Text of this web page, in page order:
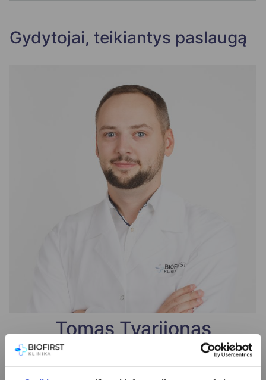
Gydytojai, teikiantys paslaugą
Tomas Tvarijonas
+370 (37) 75 08 66